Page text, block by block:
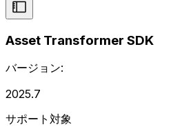
Asset Transformer SDK
バージョン:
2025.7
サポート対象